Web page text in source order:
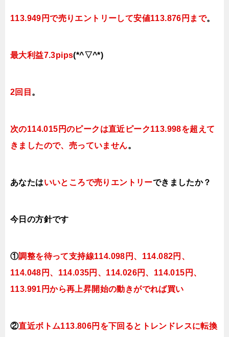
113.949円で売りエントリーして安値113.876円まで。
最大利益7.3pips(*^▽^*)
2回目 。
次の114.015円のピークは直近ピーク113.998を超えて
きましたので、売っていません。
あなたはいいところで売りエントリーできましたか？
今日 の方針です
①調整を待って支持線114.098円、114.082円、
114.048円、114.035円、114.026円、114.015円、
113.991円から再上昇開始の動きがでれば買い
②直近ボトム113.806円を下回るとトレンドレスに転換